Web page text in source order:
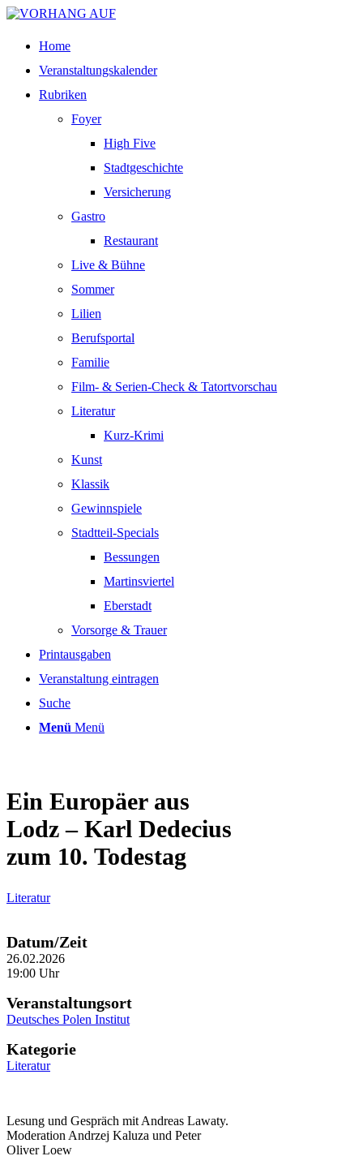
Home
Veranstaltungskalender
Rubriken
Foyer
High Five
Stadtgeschichte
Versicherung
Gastro
Restaurant
Live & Bühne
Sommer
Lilien
Berufsportal
Familie
Film- & Serien-Check & Tatortvorschau
Literatur
Kurz-Krimi
Kunst
Klassik
Gewinnspiele
Stadtteil-Specials
Bessungen
Martinsviertel
Eberstadt
Vorsorge & Trauer
Printausgaben
Veranstaltung eintragen
Suche
Menü Menü
Ein Europäer aus
Lodz – Karl Dedecius
zum 10. Todestag
Literatur
Datum/Zeit
26.02.2026
19:00 Uhr
Veranstaltungsort
Deutsches Polen Institut
Kategorie
Literatur
Lesung und Gespräch mit Andreas Lawaty.
Moderation Andrzej Kaluza und Peter
Oliver Loew